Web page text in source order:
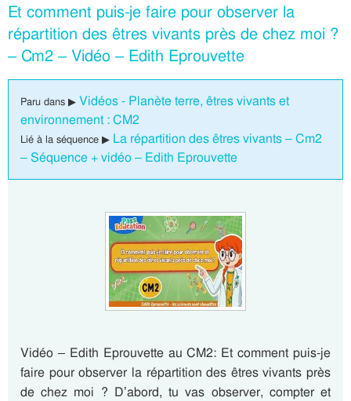
Et comment puis-je faire pour observer la
répartition des êtres vivants près de chez moi ?
– Cm2 – Vidéo – Edith Eprouvette
Paru dans ▶ Vidéos - Planète terre, êtres vivants et
environnement : CM2
Lié à la séquence ▶ La répartition des êtres vivants – Cm2
– Séquence + vidéo – Edith Eprouvette
Vidéo – Edith Eprouvette au CM2: Et comment puis-je
faire pour observer la répartition des êtres vivants près
de chez moi ? D’abord, tu vas observer, compter et